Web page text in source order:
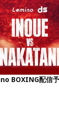
BOXING配信